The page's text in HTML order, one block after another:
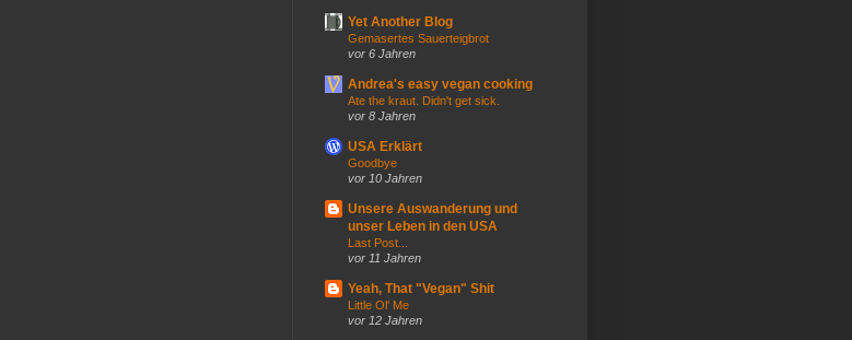
Yet Another Blog
Gemasertes Sauerteigbrot
vor 6 Jahren
Andrea's easy vegan cooking
Ate the kraut. Didn't get sick.
vor 8 Jahren
USA Erklärt
Goodbye
vor 10 Jahren
Unsere Auswanderung und
unser Leben in den USA
Last Post...
vor 11 Jahren
Yeah, That "Vegan" Shit
Little Ol' Me
vor 12 Jahren